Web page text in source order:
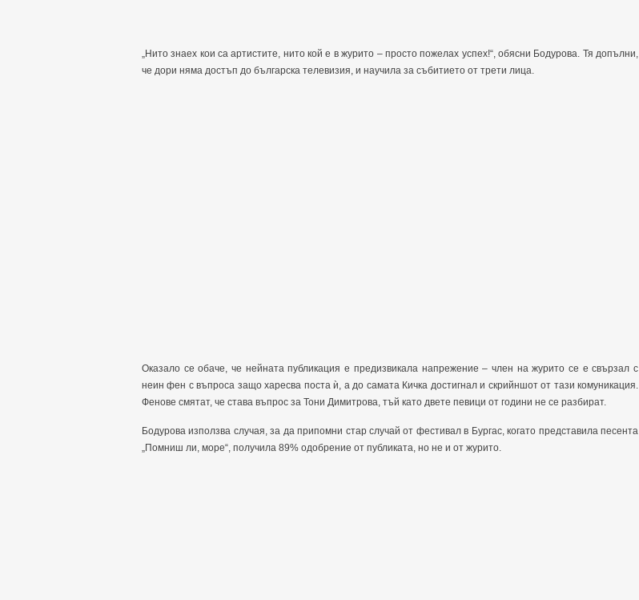
„Нито знаех кои са артистите, нито кой е в журито – просто пожелах успех!“, обясни Бодурова. Тя допълни,
че дори няма достъп до българска телевизия, и научила за събитието от трети лица.
Оказало се обаче, че нейната публикация е предизвикала напрежение – член на журито се е свързал с
неин фен с въпроса защо харесва поста ѝ, а до самата Кичка достигнал и скрийншот от тази комуникация.
Фенове смятат, че става въпрос за Тони Димитрова, тъй като двете певици от години не се разбират.
Бодурова използва случая, за да припомни стар случай от фестивал в Бургас, когато представила песента
„Помниш ли, море“, получила 89% одобрение от публиката, но не и от журито.